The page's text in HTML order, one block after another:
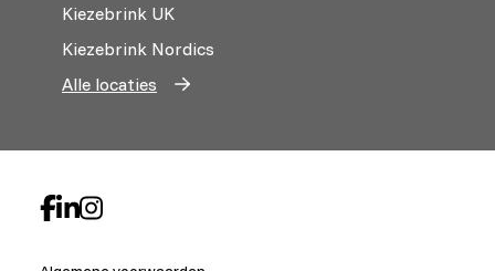
Kiezebrink UK
Kiezebrink Nordics
Alle locaties